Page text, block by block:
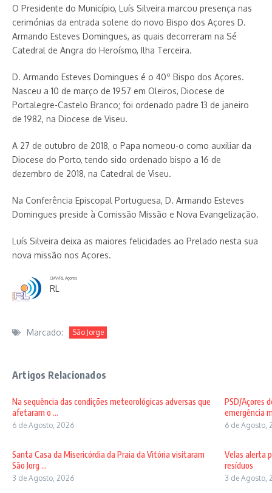
O Presidente do Município, Luís Silveira marcou presença nas
cerimónias da entrada solene do novo Bispo dos Açores D.
Armando Esteves Domingues, as quais decorreram na Sé
Catedral de Angra do Heroísmo, Ilha Terceira.
D. Armando Esteves Domingues é o 40º Bispo dos Açores.
Nasceu a 10 de março de 1957 em Oleiros, Diocese de
Portalegre-Castelo Branco; foi ordenado padre 13 de janeiro
de 1982, na Diocese de Viseu.
A 27 de outubro de 2018, o Papa nomeou-o como auxiliar da
Diocese do Porto, tendo sido ordenado bispo a 16 de
dezembro de 2018, na Catedral de Viseu.
Na Conferência Episcopal Portuguesa, D. Armando Esteves
Domingues preside à Comissão Missão e Nova Evangelização.
Luís Silveira deixa as maiores felicidades ao Prelado nesta sua
nova missão nos Açores.
CMV/RL Açores
RL
Marcado: São Jorge
Artigos Relacionados
Na sequência das condições meteorológicas adversas que
afetaram o ...
6 de Agosto, 2026
PSD/Açores
emergência
6 de Agosto,
Santa Casa da Misericórdia da Praia da Vitória visitaram
São Jorg ...
3 de Agosto, 2026
Velas alerta
resíduos
3 de Agosto,